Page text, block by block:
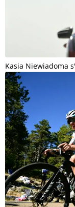
Kasia Niewiadoma